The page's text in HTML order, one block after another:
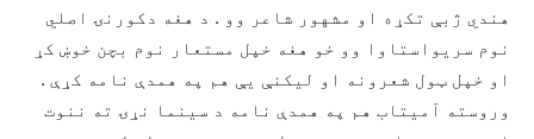
هندي ژبې تکړه او مشهور شاعر وو . د هغه دکورنۍ اصلي
نوم سریواستاوا وو خو هغه خپل مستعار نوم بچن خوښ کړ
او خپل ټول شعرونه او لیکنې یې هم په همدې نامه کړې .
وروسته آمیتاب هم په همدې نامه د سینما نړۍ ته ننوت